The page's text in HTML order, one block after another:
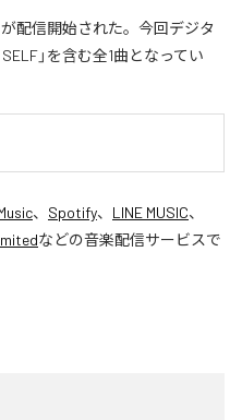
が配信開始された。今回デジタ
」を含む全1曲となってい
、 Spotify、 LINE MUSIC、
などの音楽配信サービスで